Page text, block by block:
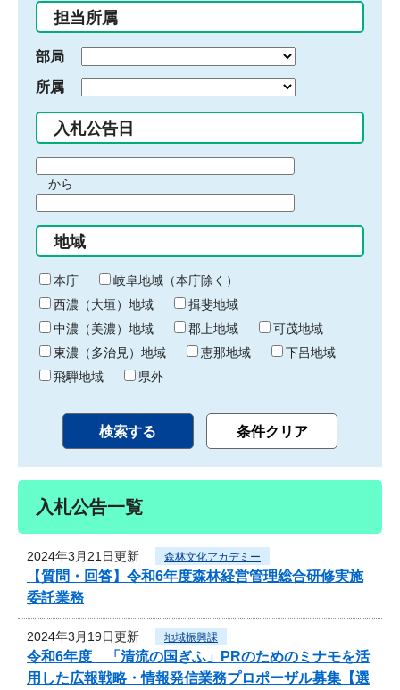
入
力
担当所属
部局
所属
入札公告日
間
始
り
から
間
終
わ
り
地域
本庁
岐阜地域（本庁除く）
西濃（大垣）地域
揖斐地域
中濃（美濃）地域
郡上地域
可茂地域
東濃（多治見）地域
恵那地域
下呂地域
飛騨地域
県外
入札公告一覧
2024年3月21日更新 森林文化アカデミー
【質問・回答】令和6年度森林経営管理総合研修実施
委託業務
2024年3月19日更新 地域振興課
令和6年度 「清流の国ぎふ」PRのためのミナモを活
用した広報戦略・情報発信業務プロポーザル募集【選